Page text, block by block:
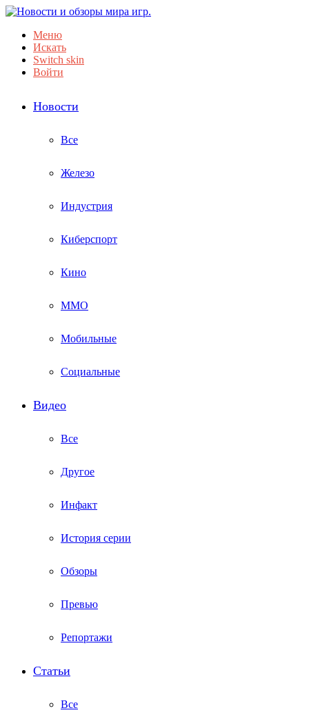
Меню
Искать
Switch skin
Войти
Новости
Все
Железо
Индустрия
Киберспорт
Кино
ММО
Мобильные
Социальные
Видео
Все
Другое
Инфакт
История серии
Обзоры
Превью
Репортажи
Статьи
Все